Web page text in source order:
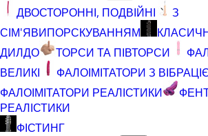
ДВОСТОРОННІ, ПОДВІЙНІ
З
СІМ'ЯВИПОРСКУВАННЯМ
ДИЛДО
ТОРСИ ТА ПІВТОРСИ
ВЕЛИКІ
ФАЛОІМІТАТОРИ З
ФАЛОІМІТАТОРИ РЕАЛІСТИКИ
РЕАЛІСТИКИ
ФІСТИНГ